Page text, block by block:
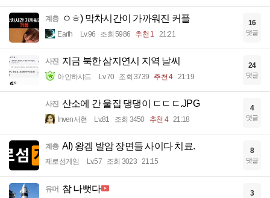
계층 ㅇㅎ) 막차시간이 가까워진 커플
Earth Lv.96 조회 5986 추천 1 21:21
16
댓글
사진 지금 북한 삼지연시 지역 날씨
아인하샤드 Lv.70 조회 3739 추천 4 21:19
24
댓글
사진 산소에 간 울집 댕댕이 ㄷㄷㄷ.JPG
Inven서현 Lv.81 조회 3450 추천 4 21:18
4
댓글
계층 AI) 왕겜 발암 장면들 사이다 치료.
제로섬게임 Lv.57 조회 3023 21:15
8
댓글
유머 참 나뻣다 3